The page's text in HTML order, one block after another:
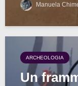
Manuela
ARCHEOLOGIA
Un